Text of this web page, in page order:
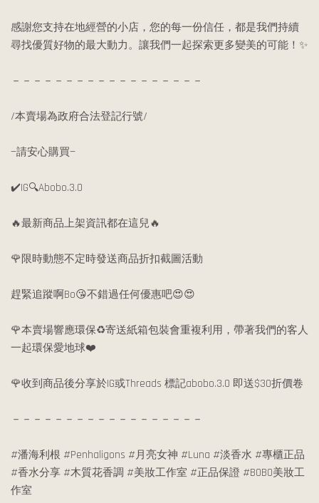
感謝您支持在地經營的小店，您的每一份信任，都是我們持續
尋找優質好物的最大動力。讓我們一起探索更多變美的可能！✨
－－－－－－－－－－－－－－－－－－
/本賣場為政府合法登記行號/
—請安心購買—
✔️IG🔍Abobo.3.0
🔥最新商品上架資訊都在這兒🔥
🌹限時動態不定時發送商品折扣截圖活動
趕緊追蹤啊Bo😘不錯過任何優惠吧😍😍
🌹本賣場響應環保♻️寄送紙箱包裝會重複利用，帶著我們的客人
一起環保愛地球❤️
🌹收到商品後分享於IG或Threads 標記abobo.3.0 即送$30折價卷
－－－－－－－－－－－－－－－－－－
#潘海利根 #Penhaligons #月亮女神 #Luna #淡香水 #專櫃正品
#香水分享 #木質花香調 #美妝工作室 #正品保證 #BOBO美妝工
作室